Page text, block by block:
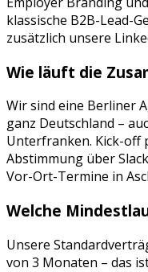
klassische B2B-Lead-
zusätzlich unsere
Wie läuft die
Wir sind eine Berliner
ganz Deutschland –
Unterfranken. Kick-off
Abstimmung über
Vor-Ort-Termine in
Welche
Unsere
von 3 Monaten – das